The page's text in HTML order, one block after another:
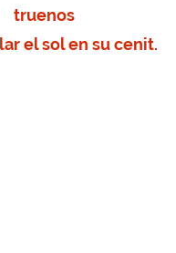
truenos
el sol en su cenit.